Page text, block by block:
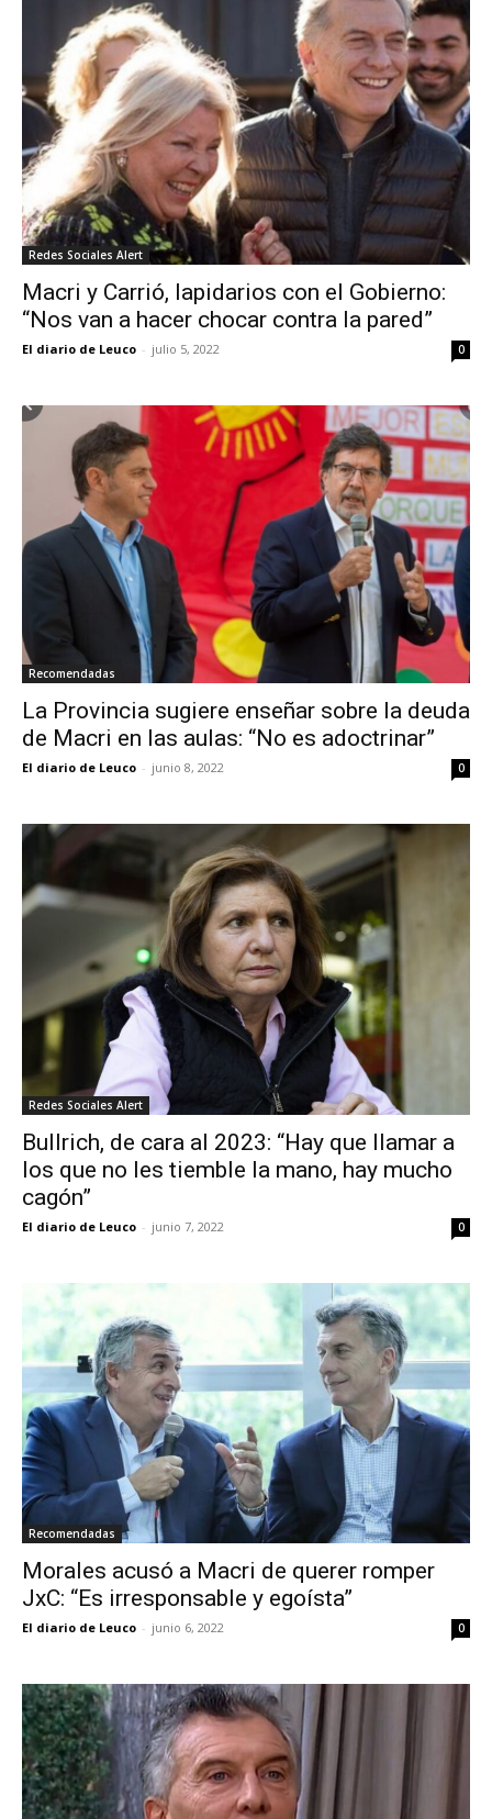
Redes Sociales Alert
Macri y Carrió, lapidarios con el Gobierno:
“Nos van a hacer chocar contra la pared”
El diario de Leuco - julio 5, 2022 0
Recomendadas
La Provincia sugiere enseñar sobre la deuda
de Macri en las aulas: “No es adoctrinar”
El diario de Leuco - junio 8, 2022 0
Redes Sociales Alert
Bullrich, de cara al 2023: “Hay que llamar a
los que no les tiemble la mano, hay mucho
cagón”
El diario de Leuco - junio 7, 2022 0
Recomendadas
Morales acusó a Macri de querer romper
JxC: “Es irresponsable y egoísta”
El diario de Leuco - junio 6, 2022 0